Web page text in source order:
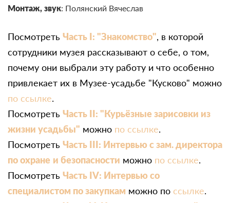
Монтаж, звук: Полянский Вячеслав
Посмотреть Часть I: "Знакомство", в которой
сотрудники музея рассказывают о себе, о том,
почему они выбрали эту работу и что особенно
привлекает их в Музее-усадьбе "Кусково" можно
по ссылке.
Посмотреть Часть II: "Курьёзные зарисовки из
жизни усадьбы" можно по ссылке.
Посмотреть Часть III: Интервью с зам. директора
по охране и безопасности можно по ссылке.
Посмотреть Часть IV: Интервью со
специалистом по закупкам можно по ссылке.